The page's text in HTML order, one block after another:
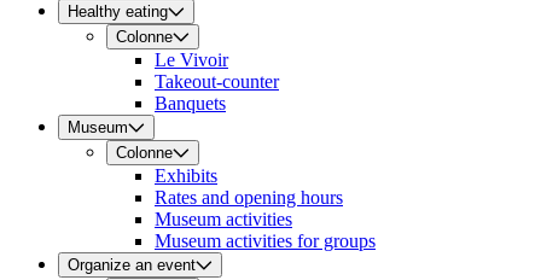
Healthy eating
Colonne
Le Vivoir
Takeout-counter
Banquets
Museum
Colonne
Exhibits
Rates and opening hours
Museum activities
Museum activities for groups
Organize an event